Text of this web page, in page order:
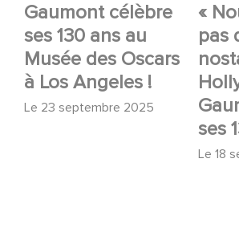
Gaumont célèbre
ses 130 ans au
Musée des Oscars
à Los Angeles !
Le 23 septembre 2025
«
pas
ses
Le 18